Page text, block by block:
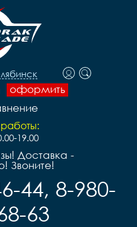
оформить
19.00
Доставка -
Звоните!
44, 8-980-
63